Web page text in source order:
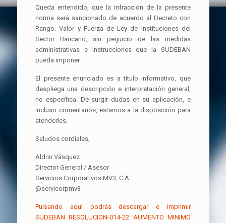
Queda entendido, que la infracción de la presente
norma será sancionado de acuerdo al Decreto con
Rango. Valor y Fuerza de Ley de Instituciones del
Sector Bancario, sin perjuicio de las medidas
administrativas e Instrucciones que la SUDEBAN
pueda imponer.
El presente enunciado es a título informativo, que
despliega una descripción e interpretación general,
no específica. De surgir dudas en su aplicación, e
incluso comentarios, estamos a la disposición para
atenderles.
Saludos cordiales,
Aldrin Vásquez
Director General / Asesor
Servicios Corporativos MV3, C.A.
@servicorpmv3
Pulsando aquí podrás descargar e imprimir
SUDEBAN RESOLUCION-014-22 AUMENTO MINIMO